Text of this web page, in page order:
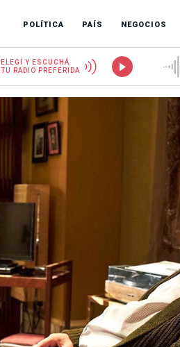
POLÍTICA PAÍS NEGOCIOS
ELEGÍ Y ESCUCHÁ
TU RADIO PREFERIDA